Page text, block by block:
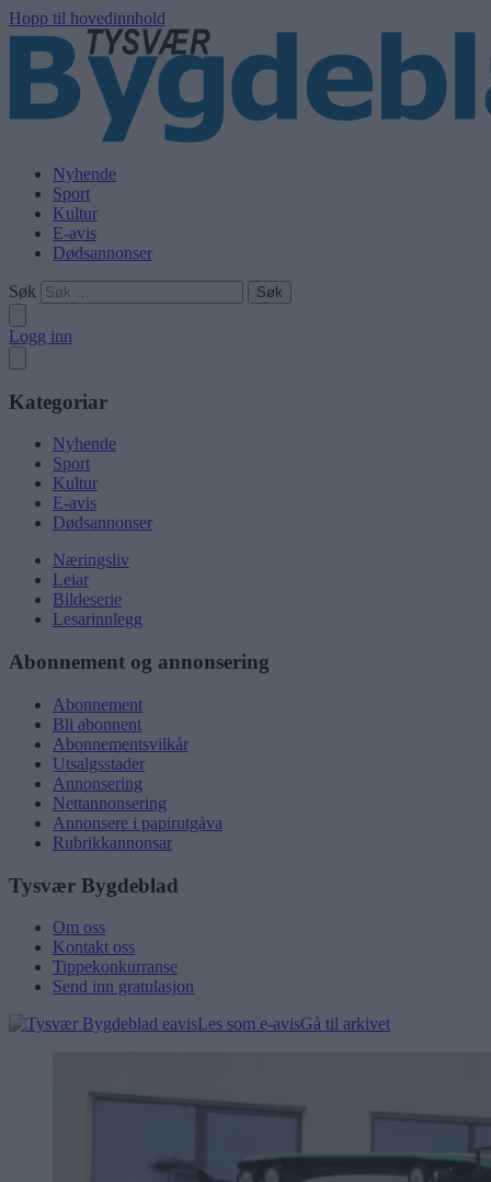
Hopp til hovedinnhold
Nyhende
Sport
Kultur
E-avis
Dødsannonser
Søk
Logg inn
Kategoriar
Nyhende
Sport
Kultur
E-avis
Dødsannonser
Næringsliv
Leiar
Bildeserie
Lesarinnlegg
Abonnement og annonsering
Abonnement
Bli abonnent
Abonnementsvilkår
Utsalgsstader
Annonsering
Nettannonsering
Annonsere i papirutgåva
Rubrikkannonsar
Tysvær Bygdeblad
Om oss
Kontakt oss
Tippekonkurranse
Send inn gratulasjon
Les som e-avisGå til arkivet